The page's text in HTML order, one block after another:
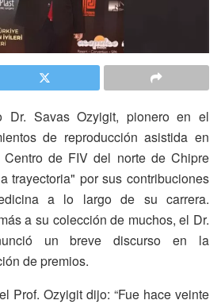
Dr. Savas Ozyigit, pionero en el
de reproducción asistida en
de FIV del norte de Chipre
trayectoria" por sus contribuciones
a lo largo de su carrera.
a su colección de muchos, el Dr.
un breve discurso en la
de premios.
Prof. Ozyigit dijo: “Fue hace veinte